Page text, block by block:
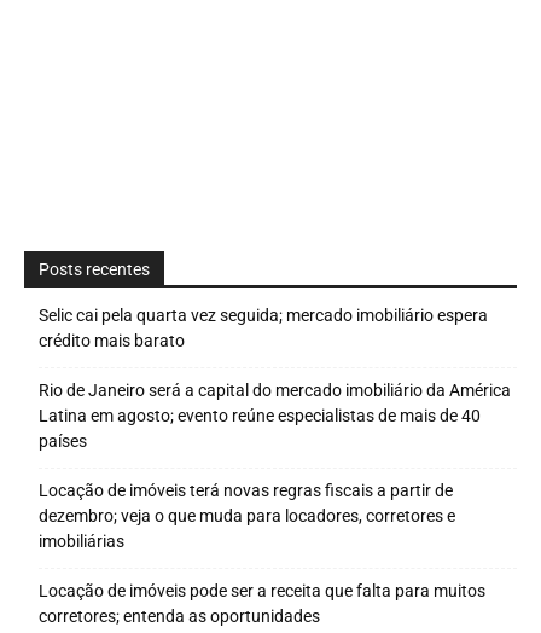
Posts recentes
Selic cai pela quarta vez seguida; mercado imobiliário espera
crédito mais barato
Rio de Janeiro será a capital do mercado imobiliário da América
Latina em agosto; evento reúne especialistas de mais de 40
países
Locação de imóveis terá novas regras fiscais a partir de
dezembro; veja o que muda para locadores, corretores e
imobiliárias
Locação de imóveis pode ser a receita que falta para muitos
corretores; entenda as oportunidades